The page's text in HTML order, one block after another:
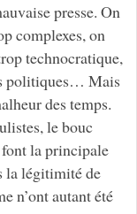
presse. On
complexes, on
technocratique,
politiques… Mais
des temps.
le bouc
la principale
la légitimité de
n’ont autant été